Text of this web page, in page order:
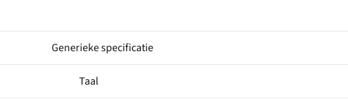
Generieke specificatie
Taal